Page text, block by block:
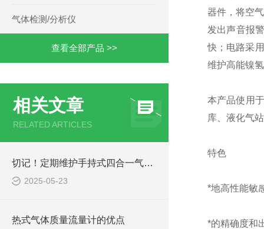
气体检测/分析仪
查看全部产品 >>
相关文章
RELATED ARTICLES
切记！定期维护手持式四合一气体检测仪才能提升整体工作效率
2025-05-23
热式气体质量流量计的优点
器件，将空
发出声音报
快；电路采
维护高能镍
本产品使用
库、液化气
特色
*地高性能敏
*的精确度和